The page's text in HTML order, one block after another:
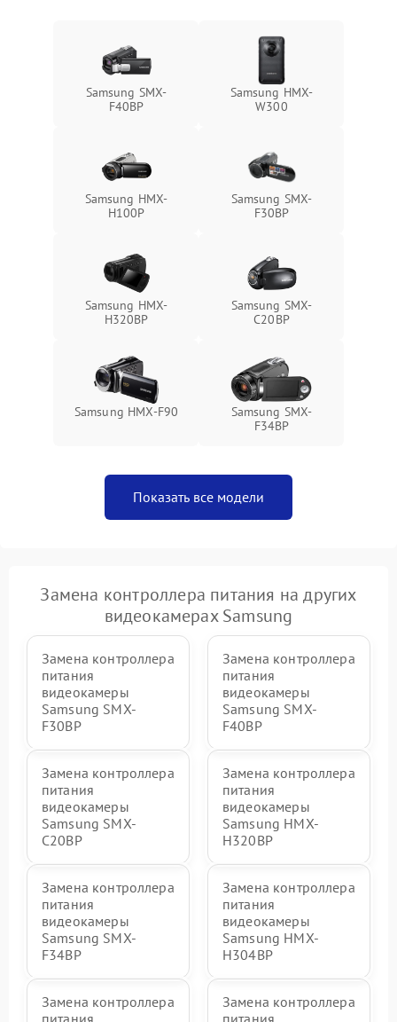
Samsung SMX-
F40BP
Samsung HMX-
W300
Samsung HMX-
H100P
Samsung SMX-
F30BP
Samsung HMX-
H320BP
Samsung SMX-
C20BP
Samsung HMX-F90
Samsung SMX-
F34BP
Показать все модели
Замена контроллера питания на других
видеокамерах Samsung
Замена контроллера
питания
видеокамеры
Samsung SMX-
F30BP
Замена контроллера
питания
видеокамеры
Samsung SMX-
F40BP
Замена контроллера
питания
видеокамеры
Samsung SMX-
C20BP
Замена контроллера
питания
видеокамеры
Samsung HMX-
H320BP
Замена контроллера
питания
видеокамеры
Samsung SMX-
F34BP
Замена контроллера
питания
видеокамеры
Samsung HMX-
H304BP
Замена контроллера
питания
Замена контроллера
питания